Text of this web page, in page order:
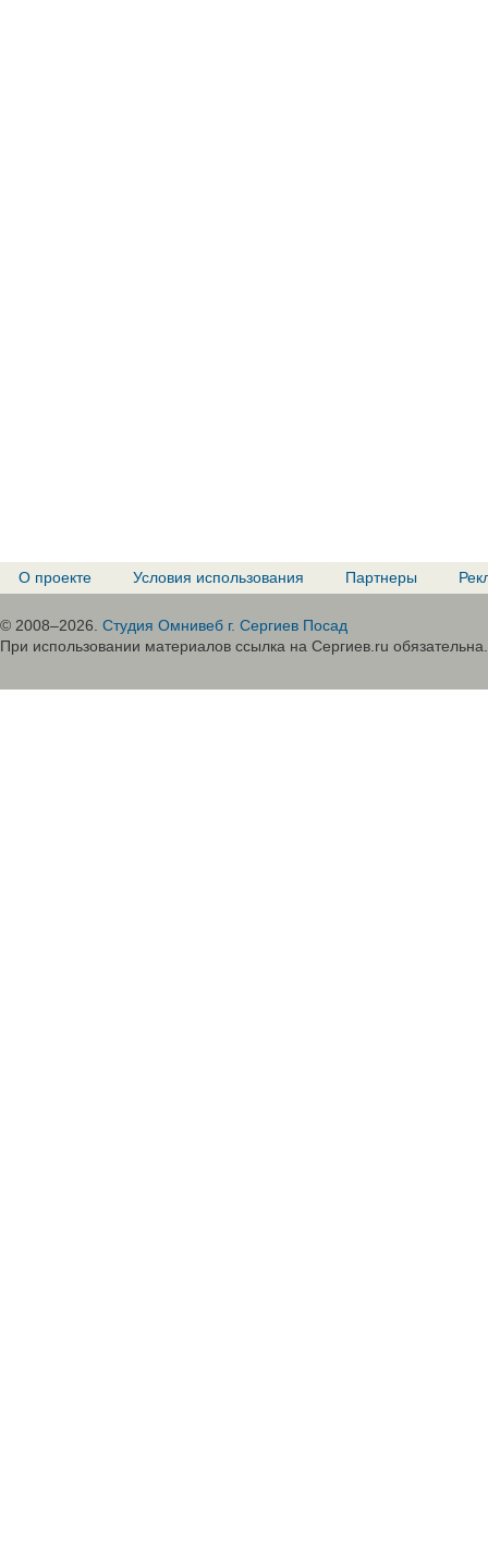
О проекте Условия использования Партнеры
© 2008–2026. Студия Омнивеб г. Сергиев Посад
При использовании материалов ссылка на Сергиев.ru обязательна.